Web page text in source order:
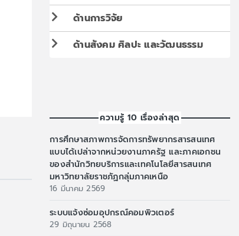
ด้านการวิจัย
ด้านสังคม ศิลปะ และวัฒนธรรม
ความรู้ 10 เรื่องล่าสุด
การศึกษาสภาพการจัดการทรัพยากรสารสนเทศ
แบบได้เปล่าจากหน่วยงานภาครัฐ และภาคเอกชน
ของสำนักวิทยบริการและเทคโนโลยีสารสนเทศ
มหาวิทยาลัยราชภัฏกลุ่มภาคเหนือ
16 มีนาคม 2569
ระบบแจ้งซ่อมอุปกรณ์คอมพิวเตอร์
29 มิถุนายน 2568